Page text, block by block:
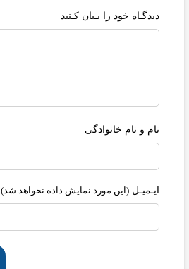
دیدگـاه خود را بـیان کـنید
نام و نام خانوادگی
ایـمیـل (این مورد نمایش داده نخواهد شد)